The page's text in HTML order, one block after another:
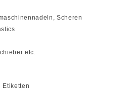
Scheren
etc.
Etiketten